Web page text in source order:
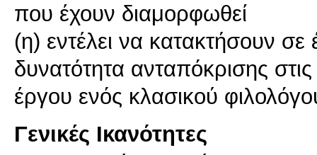
που έχουν διαμορφωθεί
(η) εντέλει να κατακτήσουν σε
δυνατότητα ανταπόκρισης
έργου ενός κλασικού
Γενικές Ικανότητες